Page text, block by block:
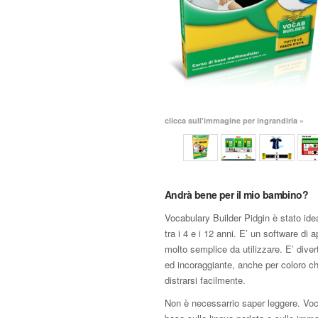
clicca sull'immagine per ingrandirla »
Andrà bene per il mio bambino?
Vocabulary Builder Pidgin è stato
tra i 4 e i 12 anni. E’ un software di
molto semplice da utilizzare. E’
ed incoraggiante, anche per coloro
distrarsi facilmente.
Non è necessarrio saper leggere.